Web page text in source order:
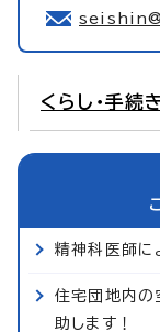
くらし・手続き
精神科医師に
住宅団地内の
助します！